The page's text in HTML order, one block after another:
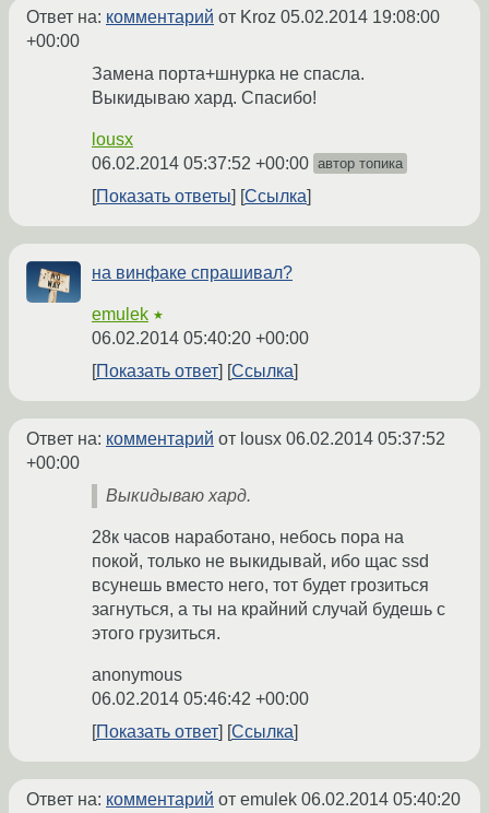
Ответ на: комментарий от Kroz 05.02.2014 19:08:00
+00:00
Замена порта+шнурка не спасла.
Выкидываю хард. Спасибо!
lousx
06.02.2014 05:37:52 +00:00 автор топика
Показать ответы Ссылка
на винфаке спрашивал?
emulek ★
06.02.2014 05:40:20 +00:00
Показать ответ
Ссылка
Ответ на: комментарий от lousx 06.02.2014 05:37:52
+00:00
Выкидываю хард.
28к часов наработано, небось пора на
покой, только не выкидывай, ибо щас ssd
всунешь вместо него, тот будет грозиться
загнуться, а ты на крайний случай будешь с
этого грузиться.
anonymous
06.02.2014 05:46:42 +00:00
Показать ответ
Ссылка
Ответ на: комментарий от emulek 06.02.2014 05:40:20